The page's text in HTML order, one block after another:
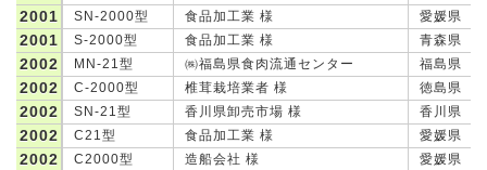
2001 SN-2000型 食品加工業 様 愛媛県
2001 S-2000型 食品加工業 様 青森県
2002 MN-21型 ㈱福島県食肉流通センター 福島県
2002 C-2000型 椎茸栽培業者 様 徳島県
2002 SN-21型 香川県卸売市場 様 香川県
2002 C21型 食品加工業 様 愛媛県
2002 C2000型 造船会社 様 愛媛県